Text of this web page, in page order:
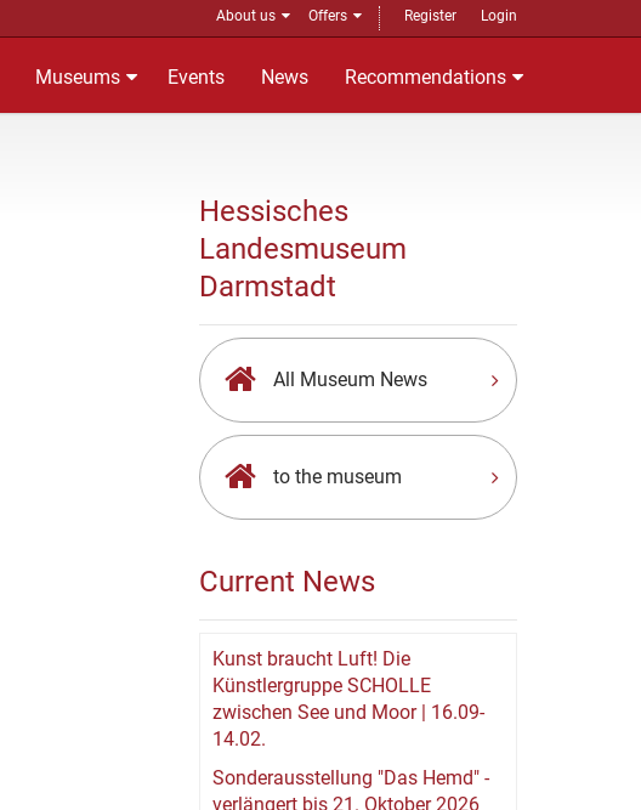
About us Offers Register Login
Museums Events News Recommendations
Hessisches
Landesmuseum
Darmstadt
All Museum News
to the museum
Current News
Kunst braucht Luft! Die
Künstlergruppe SCHOLLE
zwischen See und Moor | 16.09-
14.02.
Sonderausstellung "Das Hemd" -
verlängert bis 21. Oktober 2026